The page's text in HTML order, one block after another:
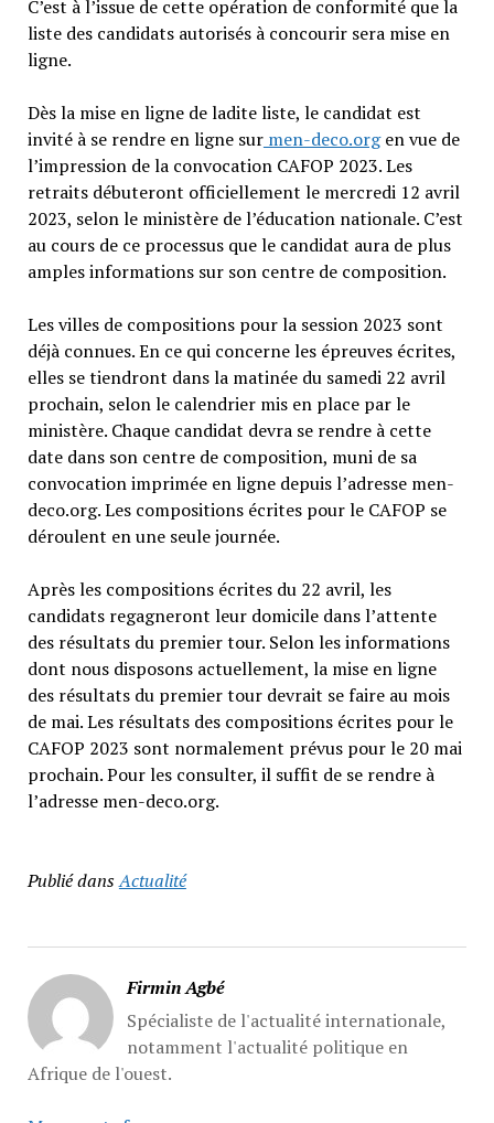
C’est à l’issue de cette opération de conformité que la
liste des candidats autorisés à concourir sera mise en
ligne.
Dès la mise en ligne de ladite liste, le candidat est
invité à se rendre en ligne surmen-deco.orgen vue de
l’impression de la convocation CAFOP 2023. Les
retraits débuteront officiellement le mercredi 12 avril
2023, selon le ministère de l’éducation nationale. C’est
au cours de ce processus que le candidat aura de plus
amples informations sur son centre de composition.
Les villes de compositions pour la session 2023 sont
déjà connues. En ce qui concerne les épreuves écrites,
elles se tiendront dans la matinée du samedi 22 avril
prochain, selon le calendrier mis en place par le
ministère. Chaque candidat devra se rendre à cette
date dans son centre de composition, muni de sa
convocation imprimée en ligne depuis l’adresse men-
deco.org. Les compositions écrites pour le CAFOP se
déroulent en une seule journée.
Après les compositions écrites du 22 avril, les
candidats regagneront leur domicile dans l’attente
des résultats du premier tour. Selon les informations
dont nous disposons actuellement, la mise en ligne
des résultats du premier tour devrait se faire au mois
de mai. Les résultats des compositions écrites pour le
CAFOP 2023 sont normalement prévus pour le 20 mai
prochain. Pour les consulter, il suffit de se rendre à
l’adresse men-deco.org.
Publié dansActualité
Firmin Agbé
Spécialiste de l'actualité internationale,
notamment l'actualité politique en
Afrique de l'ouest.